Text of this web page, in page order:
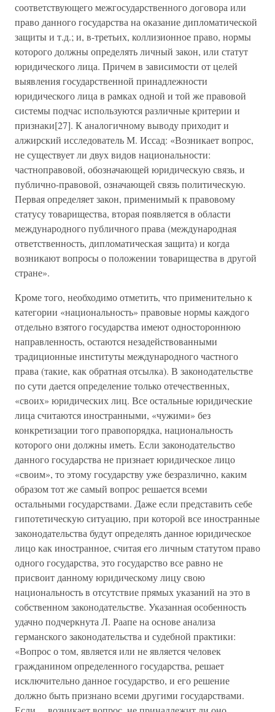
соответствующего межгосударственного договора или
право данного государства на оказание дипломатической
защиты и т.д.; и, в-третьих, коллизионное право, нормы
которого должны определять личный закон, или статут
юридического лица. Причем в зависимости от целей
выявления государственной принадлежности
юридического лица в рамках одной и той же правовой
системы подчас используются различные критерии и
признаки[27]. К аналогичному выводу приходит и
алжирский исследователь М. Иссад: «Возникает вопрос,
не существует ли двух видов национальности:
частноправовой, обозначающей юридическую связь, и
публично-правовой, означающей связь политическую.
Первая определяет закон, применимый к правовому
статусу товарищества, вторая появляется в области
международного публичного права (международная
ответственность, дипломатическая защита) и когда
возникают вопросы о положении товарищества в другой
стране».
Кроме того, необходимо отметить, что применительно к
категории «национальность» правовые нормы каждого
отдельно взятого государства имеют одностороннюю
направленность, остаются незадействованными
традиционные институты международного частного
права (такие, как обратная отсылка). В законодательстве
по сути дается определение только отечественных,
«своих» юридических лиц. Все остальные юридические
лица считаются иностранными, «чужими» без
конкретизации того правопорядка, национальность
которого они должны иметь. Если законодательство
данного государства не признает юридическое лицо
«своим», то этому государству уже безразлично, каким
образом тот же самый вопрос решается всеми
остальными государствами. Даже если представить себе
гипотетическую ситуацию, при которой все иностранные
законодательства будут определять данное юридическое
лицо как иностранное, считая его личным статутом право
одного государства, это государство все равно не
присвоит данному юридическому лицу свою
национальность в отсутствие прямых указаний на это в
собственном законодательстве. Указанная особенность
удачно подчеркнута Л. Раапе на основе анализа
германского законодательства и судебной практики:
«Вопрос о том, является или не является человек
гражданином определенного государства, решает
исключительно данное государство, и его решение
должно быть признано всеми другими государствами.